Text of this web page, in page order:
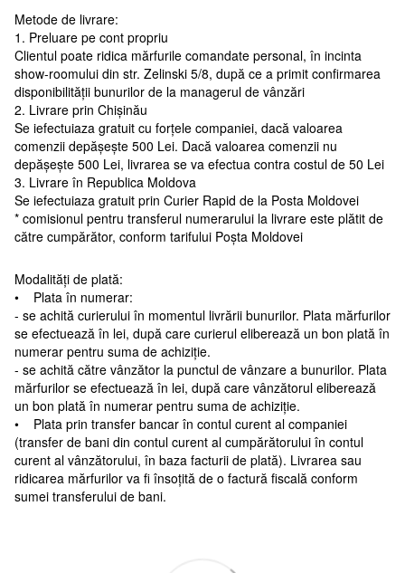
Metode de livrare:
1. Preluare pe cont propriu
Clientul poate ridica mărfurile comandate personal, în incinta
show-roomului din str. Zelinski 5/8, după ce a primit confirmarea
disponibilității bunurilor de la managerul de vânzări
2. Livrare prin Chișinău
Se iefectuiaza gratuit cu forțele companiei, dacă valoarea
comenzii depășește 500 Lei. Dacă valoarea comenzii nu
depășește 500 Lei, livrarea se va efectua contra costul de 50 Lei
3. Livrare în Republica Moldova
Se iefectuiaza gratuit prin Curier Rapid de la Posta Moldovei
* comisionul pentru transferul numerarului la livrare este plătit de
către cumpărător, conform tarifului Poșta Moldovei
Modalități de plată:
• Plata în numerar:
- se achită curierului în momentul livrării bunurilor. Plata mărfurilor
se efectuează în lei, după care curierul eliberează un bon plată în
numerar pentru suma de achiziție.
- se achită către vânzător la punctul de vânzare a bunurilor. Plata
mărfurilor se efectuează în lei, după care vânzătorul eliberează
un bon plată în numerar pentru suma de achiziție.
• Plata prin transfer bancar în contul curent al companiei
(transfer de bani din contul curent al cumpărătorului în contul
curent al vânzătorului, în baza facturii de plată). Livrarea sau
ridicarea mărfurilor va fi însoțită de o factură fiscală conform
sumei transferului de bani.